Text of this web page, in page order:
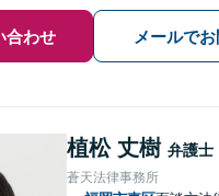
合わせ メールで
植松 丈樹 弁護士
蒼天法律事務所